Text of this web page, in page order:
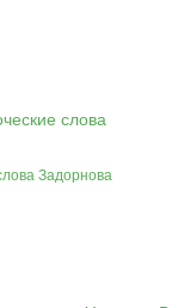
Задорнова